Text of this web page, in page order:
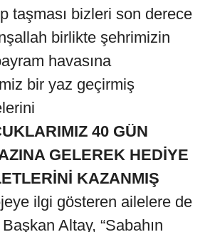
taşması bizleri son derece
birlikte şehrimizin
havasına
bir yaz geçirmiş
40 GÜN
GELEREK HEDİYE
KAZANMIŞ
ilgi gösteren ailelere de
Altay, “Sabahın